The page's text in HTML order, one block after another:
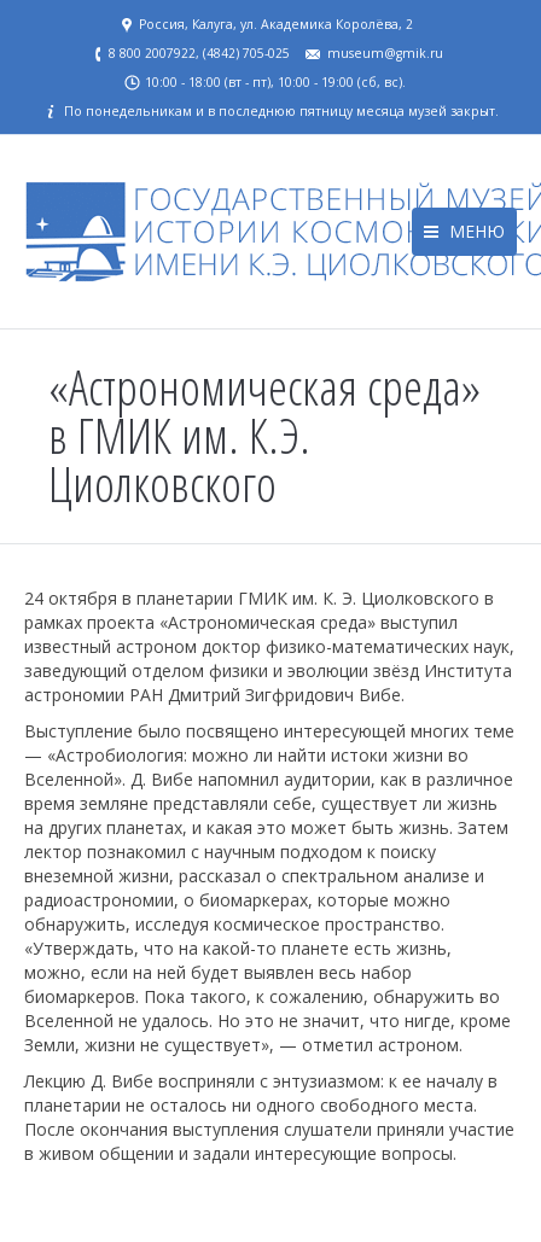
Россия, Калуга, ул. Академика Королёва, 2
8 800 2007922, (4842) 705-025
museum@gmik.ru
10:00 - 18:00 (вт - пт), 10:00 - 19:00 (сб, вс).
По понедельникам и в последнюю пятницу месяца музей закрыт.
МЕНЮ
«Астрономическая среда»
в ГМИК им. К.Э.
Циолковского
24 октября в планетарии ГМИК им. К. Э. Циолковского в
рамках проекта «Астрономическая среда» выступил
известный астроном доктор физико-математических наук,
заведующий отделом физики и эволюции звёзд Института
астрономии РАН Дмитрий Зигфридович Вибе.
Выступление было посвящено интересующей многих теме
— «Астробиология: можно ли найти истоки жизни во
Вселенной». Д. Вибе напомнил аудитории, как в различное
время земляне представляли себе, существует ли жизнь
на других планетах, и какая это может быть жизнь. Затем
лектор познакомил с научным подходом к поиску
внеземной жизни, рассказал о спектральном анализе и
радиоастрономии, о биомаркерах, которые можно
обнаружить, исследуя космическое пространство.
«Утверждать, что на какой-то планете есть жизнь,
можно, если на ней будет выявлен весь набор
биомаркеров. Пока такого, к сожалению, обнаружить во
Вселенной не удалось. Но это не значит, что нигде, кроме
Земли, жизни не существует», — отметил астроном.
Лекцию Д. Вибе восприняли с энтузиазмом: к ее началу в
планетарии не осталось ни одного свободного места.
После окончания выступления слушатели приняли участие
в живом общении и задали интересующие вопросы.